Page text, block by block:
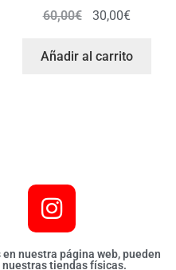
60,00€ 30,00€
Añadir al carrito
nuestra página web, pueden
tiendas físicas.